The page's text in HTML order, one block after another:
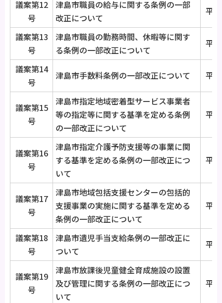
議案第12
号
津島市職員の給与に関する条例の一部
改正について
平
議案第13
号
津島市職員の勤務時間、休暇等に関す
る条例の一部改正について
平
議案第14
号
津島市手数料条例の一部改正について 平
議案第15
号
津島市指定地域密着型サービス事業者
等の指定等に関する基準を定める条例
の一部改正について
平
議案第16
号
津島市指定介護予防支援等の事業に関
する基準を定める条例の一部改正につ
いて
平
議案第17
号
津島市地域包括支援センターの包括的
支援事業の実施に関する基準を定める
条例の一部改正について
平
議案第18
号
津島市遺児手当支給条例の一部改正に
ついて
平
議案第19
号
津島市放課後児童健全育成施設の設置
及び管理に関する条例の一部改正につ
いて
平